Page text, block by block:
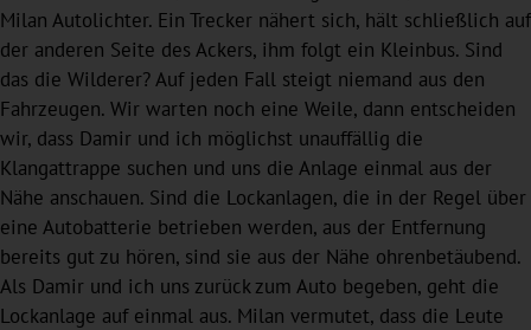
Milan Autolichter. Ein Trecker nähert sich, hält schließlich auf
der anderen Seite des Ackers, ihm folgt ein Kleinbus. Sind
das die Wilderer? Auf jeden Fall steigt niemand aus den
Fahrzeugen. Wir warten noch eine Weile, dann entscheiden
wir, dass Damir und ich möglichst unauffällig die
Klangattrappe suchen und uns die Anlage einmal aus der
Nähe anschauen. Sind die Lockanlagen, die in der Regel über
eine Autobatterie betrieben werden, aus der Entfernung
bereits gut zu hören, sind sie aus der Nähe ohrenbetäubend.
Als Damir und ich uns zurück zum Auto begeben, geht die
Lockanlage auf einmal aus. Milan vermutet, dass die Leute